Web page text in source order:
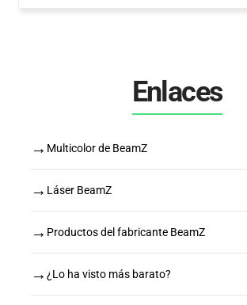
Enlaces
→ Multicolor de BeamZ
→ Láser BeamZ
→ Productos del fabricante BeamZ
→ ¿Lo ha visto más barato?